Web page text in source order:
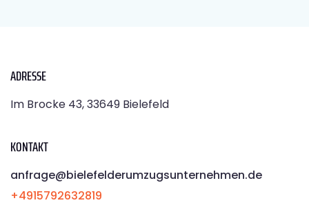
ADRESSE
Im Brocke 43, 33649 Bielefeld
KONTAKT
anfrage@bielefelderumzugsunternehmen.de
+4915792632819